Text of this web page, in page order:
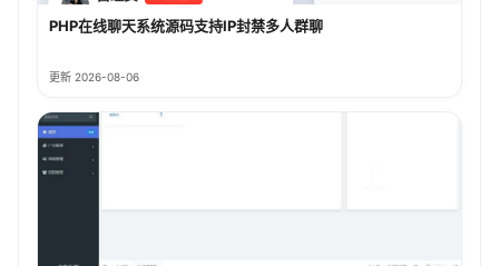
PHP在线聊天系统源码支持IP封禁多人群聊
更新 2026-08-06